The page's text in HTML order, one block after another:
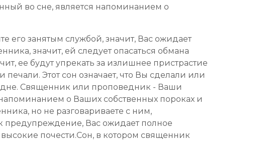
во сне, является напоминанием о
его занятым службой, значит, Вас ожидает
значит, ей следует опасаться обмана
ее будут упрекать за излишнее пристрастие
Этот сон означает, что Вы сделали или
Священник или проповедник - Ваши
о Ваших собственных пороках и
но не разговариваете с ним,
предупреждение, Вас ожидает полное
почести.Сон, в котором священник